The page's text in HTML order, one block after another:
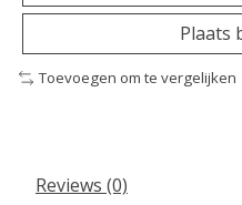
Plaats
Toevoegen om te vergelijken
Reviews (0)